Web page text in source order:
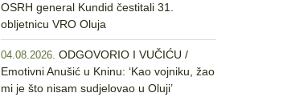
OSRH general Kundid čestitali 31.
obljetnicu VRO Oluja
04.08.2026. ODGOVORIO I VUČIĆU /
Emotivni Anušić u Kninu: ‘Kao vojniku, žao
mi je što nisam sudjelovao u Oluji’